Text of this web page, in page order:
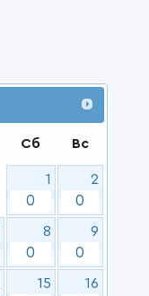
Сб Вс
1
0
2
0
8
0
9
0
15 16